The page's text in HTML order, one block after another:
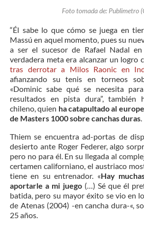
Foto tomada de: Publimetro
“Él sabe lo que cómo se juega en
Massú en aquel momento, pues su
a ser el sucesor de Rafael Nadal
verdadera meta era alcanzar un logro
tras derrotar a Milos Raonic en
afianzando su tenis en torneos
«Dominic sabe qué se necesita
resultados en pista dura”, también
chileno, quien ha catapultado al
de Masters 1000 sobre canchas duras.
Thiem se encuentra ad-portas de
desierto ante Roger Federer, algo
pero no para él. En su llegada al
certamen californiano, el austriaco
tiene en su entrenador. «Hay
aportarle a mi juego(…) Sé que él
batida, pero su mayor éxito se vio en
de Atenas (2004) -en cancha dura-«,
25 años.